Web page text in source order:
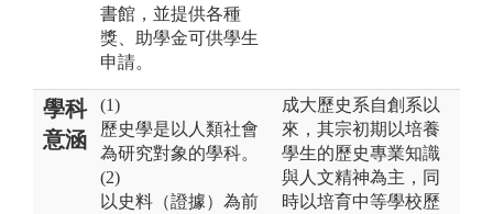
書館，並提供各種
獎、助學金可供學生
申請。
學科
意涵
(1)
歷史學是以人類社會
為研究對象的學科。
(2)
以史料（證據）為前
成大歷史系自創系以
來，其宗初期以培養
學生的歷史專業知識
與人文精神為主，同
時以培育中等學校歷